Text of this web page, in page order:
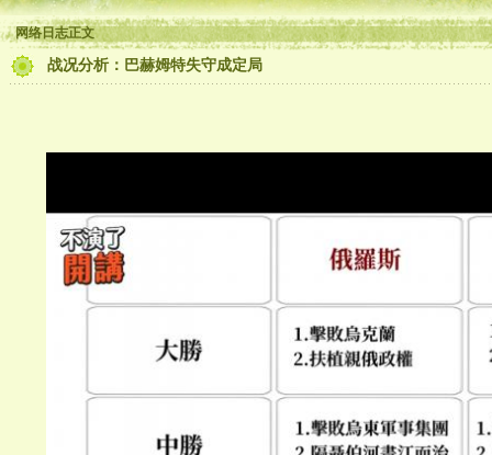
网络日志正文
战况分析：巴赫姆特失守成定局